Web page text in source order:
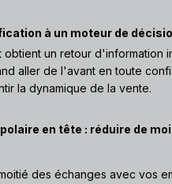
à un moteur de
un retour d'information
aller de l'avant en toute
la dynamique de la vente.
en tête : réduire de
des échanges avec vos